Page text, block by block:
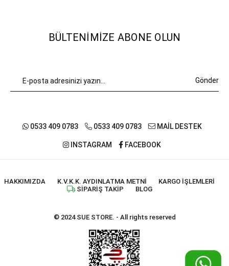
BÜLTENIMIZE ABONE OLUN
Gönder
0533 409 0783 0533 409 0783 MAİL DESTEK
INSTAGRAM FACEBOOK
HAKKIMIZDA K.V.K.K. AYDINLATMA METNI
KARGO İŞLEMLERI
SIPARIŞ TAKIP
BLOG
© 2024 SUE STORE. - All rights reserved